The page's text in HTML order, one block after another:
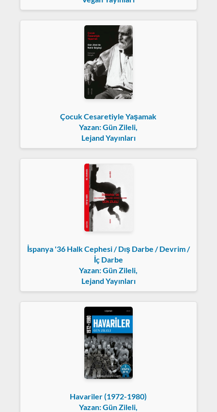
Çocuk Cesaretiyle Yaşamak
Yazan: Gün Zileli,
Lejand Yayınları
İspanya '36 Halk Cephesi / Dış Darbe / Devrim /
İç Darbe
Yazan: Gün Zileli,
Lejand Yayınları
Havariler (1972-1980)
Yazan: Gün Zileli,